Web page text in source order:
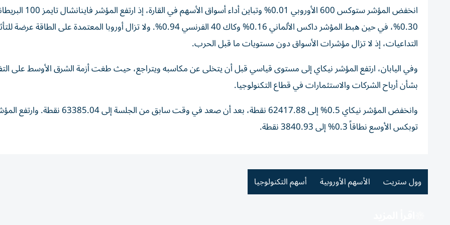
انخفض المؤشر ستوكس 600 الأوروبي ‌0.01% وتباين أداء أسواق الأسهم في القارة، إذ
0.30%، في حين هبط المؤشر داكس الألماني 0.16% وكاك 40 الفرنسي 0.94%. ولا ​تزال ‌أوروبا المعتمدة على الطاقة
التداعيات، ‌إذ لا تزال مؤشرات الأسواق دون مستويات ما قبل الحرب.
وفي اليابان، ارتفع المؤشر نيكاي إلى مستوى قياسي قبل أن يتخلى عن مكاسبه ويتراجع، حيث طغت أزمة ‌الشرق الأوسط على
بشأن أرباح الشركات والاستثمارات في قطاع التكنولوجيا.
وانخفض المؤشر نيكاي 0.5% إلى 62417.88 نقطة، بعد أن صعد في وقت سابق ‌من الجلسة إلى 63385.04
توبكس الأوسع نطاقاً 0.3% إلى 3840.93 نقطة.
وول ستريت الأسهم الأوروبية أسهم التكنولوجيا